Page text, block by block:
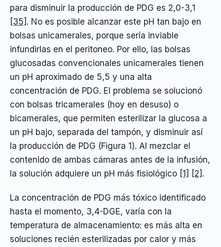
para disminuir la producción de PDG es 2,0-3,1
[35] . No es posible alcanzar este pH tan bajo en
bolsas unicamerales, porque sería inviable
infundirlas en el peritoneo. Por ello, las bolsas
glucosadas convencionales unicamerales tienen
un pH aproximado de 5,5 y una alta
concentración de PDG. El problema se solucionó
con bolsas tricamerales (hoy en desuso) o
bicamerales, que permiten esterilizar la glucosa a
un pH bajo, separada del tampón, y disminuir así
la producción de PDG (Figura 1). Al mezclar el
contenido de ambas cámaras antes de la infusión,
la solución adquiere un pH más fisiológico [1] [2] .
La concentración de PDG más tóxico identificado
hasta el momento, 3,4-DGE, varía con la
temperatura de almacenamiento: es más alta en
soluciones recién esterilizadas por calor y más